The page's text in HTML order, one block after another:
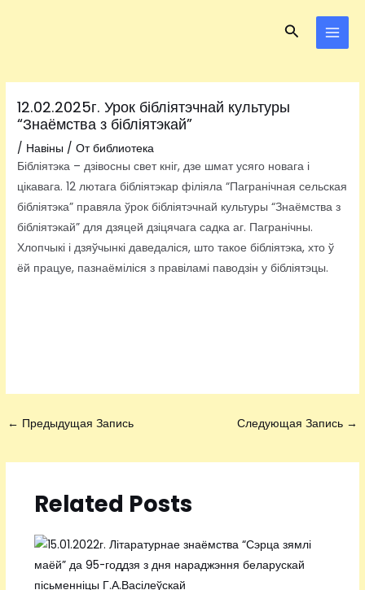
Поиск
12.02.2025г. Урок бібліятэчнай культуры
“Знаёмства з бібліятэкай”
/ Навіны / Отбиблиотека
Бібліятэка – дзівосны свет кніг, дзе шмат усяго новага і
цікавага. 12 лютага бібліятэкар філіяла “Пагранічная сельская
бібліятэка” правяла ўрок бібліятэчнай культуры “Знаёмства з
бібліятэкай” для дзяцей дзіцячага садка аг. Пагранічны.
Хлопчыкі і дзяўчынкі даведаліся, што такое бібліятэка, хто ў
ёй працуе, пазнаёміліся з правіламі паводзін у бібліятэцы.
← Предыдущая Запись Следующая Запись →
Related Posts